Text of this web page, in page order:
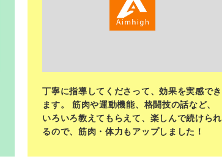
丁寧に指導してくださって、効果を実感でき
ます。 筋肉や運動機能、格闘技の話など、
いろいろ教えてもらえて、楽しんで続けられ
るので、筋肉・体力もアップしました！